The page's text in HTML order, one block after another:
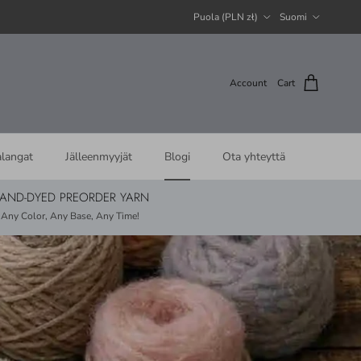
Puola (PLN zł) Suomi
Account Cart
Jälleenmyyjät Blogi Ota yhteyttä
DYED PREORDER YARN
Any Color, Any Base, Any Time!